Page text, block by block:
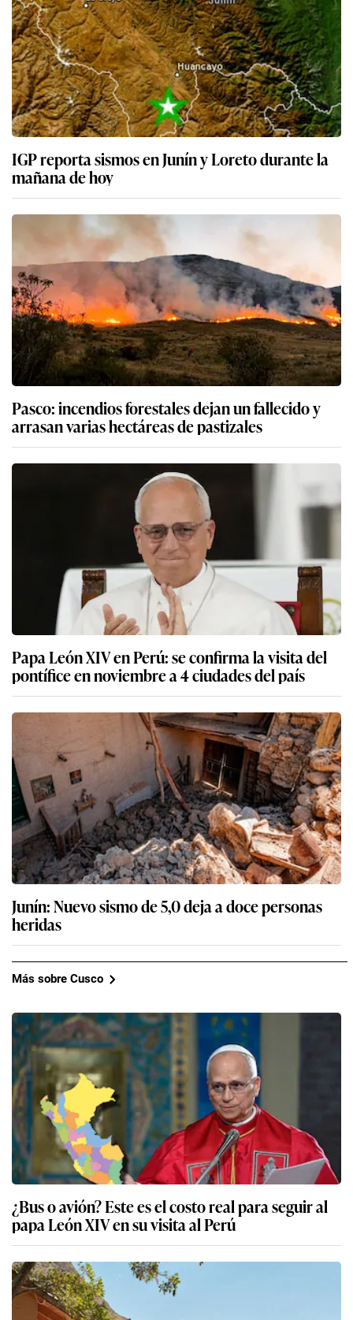
IGP reporta sismos en Junín y Loreto durante la
mañana de hoy
Pasco: incendios forestales dejan un fallecido y
arrasan varias hectáreas de pastizales
Papa León XIV en Perú: se confirma la visita del
pontífice en noviembre a 4 ciudades del país
Junín: Nuevo sismo de 5,0 deja a doce personas
heridas
Más sobre Cusco
¿Bus o avión? Este es el costo real para seguir al
papa León XIV en su visita al Perú